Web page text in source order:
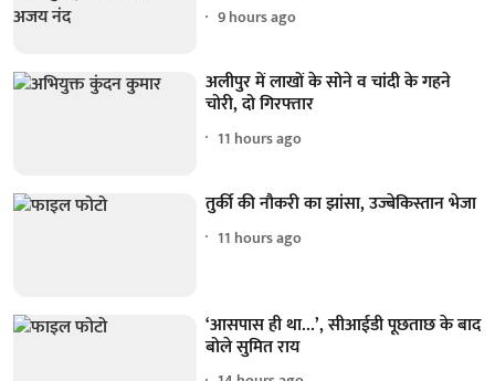
9 hours ago
अलीपुर में लाखों के सोने व चांदी के गहने
चोरी, दो गिरफ्तार
11 hours ago
तुर्की की नौकरी का झांसा, उज्बेकिस्तान भेजा
11 hours ago
‘आसपास ही था...’, सीआईडी पूछताछ के बाद
बोले सुमित राय